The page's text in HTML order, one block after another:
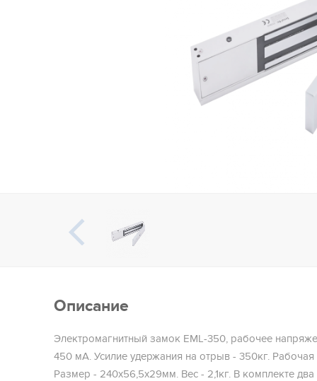
Описание
Электромагнитный замок EML-350, рабочее
450 мА. Усилие удержания на отрыв - 350кг. Рабочая
Размер - 240х56,5х29мм. Вес - 2,1кг. В комплекте